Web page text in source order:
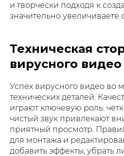
и творчески подходя к
значительно
Техническая
вирусного видео
Успех вирусного видео во
технических деталей.
играют ключевую роль:
чистый звук привлекают
приятный просмотр.
для монтажа и
добавить эффекты, убрать